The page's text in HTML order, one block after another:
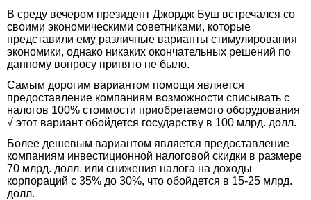
В среду вечером президент Джордж Буш встречался со
своими экономическими советниками, которые
представили ему различные варианты стимулирования
экономики, однако никаких окончательных решений по
данному вопросу принято не было.
Самым дорогим вариантом помощи является
предоставление компаниям возможности списывать с
налогов 100% стоимости приобретаемого оборудования
√ этот вариант обойдется государству в 100 млрд. долл.
Более дешевым вариантом является предоставление
компаниям инвестиционной налоговой скидки в размере
70 млрд. долл. или снижения налога на доходы
корпораций с 35% до 30%, что обойдется в 15-25 млрд.
долл.